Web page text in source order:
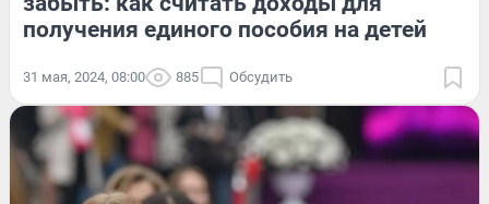
получения единого пособия на детей
31 мая, 2024, 08:00 885 Обсудить